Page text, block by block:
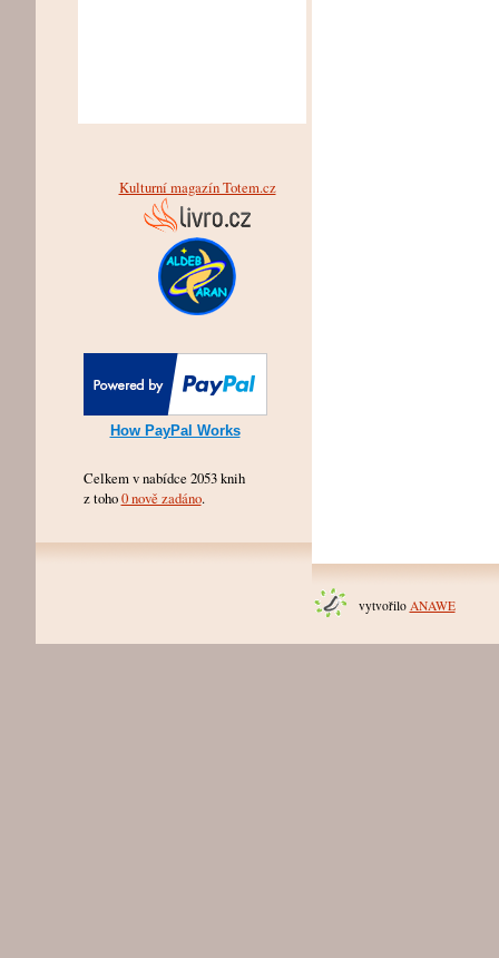
Kulturní magazín Totem.cz
How PayPal Works
Celkem v nabídce 2053 knih
z toho0 nově zadáno.
vytvořilo ANAWE